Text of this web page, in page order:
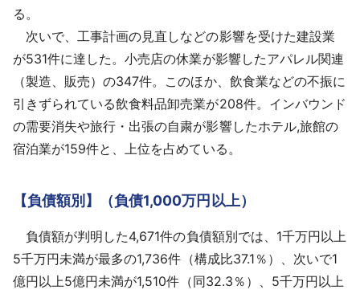
る。
次いで、工事計画の見直しなどの影響を受けた建設業
が531件に達した。小売店の休業が影響したアパレル関連
（製造、販売）の347件。このほか、飲食業などの不振に
引きずられている飲食料品卸売業が208件。インバウンド
の需要消失や旅行・出張の自粛が影響したホテル,旅館の
宿泊業が159件と、上位を占めている。
【負債額別】（負債1,000万円以上）
負債額が判明した4,671件の負債額別では、1千万円以上
5千万円未満が最多の1,736件（構成比37.1％）、次いで1
億円以上5億円未満が1,510件（同32.3％）、5千万円以上